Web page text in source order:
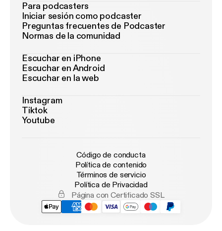
Para podcasters
Iniciar sesión como podcaster
Preguntas frecuentes de Podcaster
Normas de la comunidad
Escuchar en iPhone
Escuchar en Android
Escuchar en la web
Instagram
Tiktok
Youtube
Código de conducta
Política de contenido
Términos de servicio
Política de Privacidad
Página con Certificado SSL